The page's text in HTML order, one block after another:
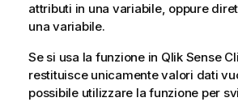
attributi in una variabile, oppure
una variabile.
Se si usa la funzione in Qlik Sense
restituisce unicamente valori dati
possibile utilizzare la funzione per